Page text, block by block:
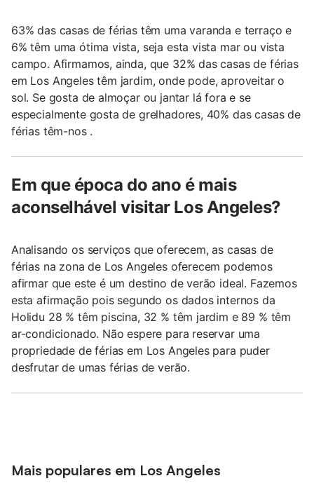
63% das casas de férias têm uma varanda e terraço e
6% têm uma ótima vista, seja esta vista mar ou vista
campo. Afirmamos, ainda, que 32% das casas de férias
em Los Angeles têm jardim, onde pode, aproveitar o
sol. Se gosta de almoçar ou jantar lá fora e se
especialmente gosta de grelhadores, 40% das casas de
férias têm-nos .
Em que época do ano é mais
aconselhável visitar Los Angeles?
Analisando os serviços que oferecem, as casas de
férias na zona de Los Angeles oferecem podemos
afirmar que este é um destino de verão ideal. Fazemos
esta afirmação pois segundo os dados internos da
Holidu 28 % têm piscina, 32 % têm jardim e 89 % têm
ar-condicionado. Não espere para reservar uma
propriedade de férias em Los Angeles para puder
desfrutar de umas férias de verão.
Mais populares em Los Angeles